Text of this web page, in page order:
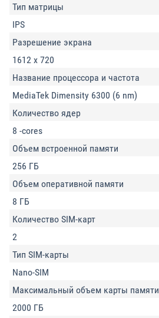
Тип матрицы
IPS
Разрешение экрана
1612 x 720
Название процессора и частота
MediaTek Dimensity 6300 (6 nm)
Количество ядер
8 -cores
Объем встроенной памяти
256 ГБ
Объем оперативной памяти
8 ГБ
Количество SIM-карт
2
Тип SIM-карты
Nano-SIM
Максимальный объем карты памяти
2000 ГБ